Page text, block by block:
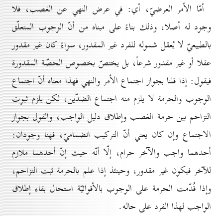
أمّا الأمر العرضيّ، أي: في عرض النهي عن الغصب، فلا
وجود له أصلا، وذلك بناءً على مبناه من أنّ الوجوب المتعلّق
بالطبيعيّ لا يُعقل شموله للفرد غير المقدور، سواءً كان غير مقدور
عقلا أو غير مقدور شرعاً، بل يختصّ بخصوص الحصّة المقدورة
فيقول: إذا قلنا بجواز اجتماع الأمر والنهي فهذا معناه أنّ اجتماع
الوجوب والحرمة لا يلزم منه اجتماع الضدّين، لكن يلزم ثبوت
التزاحم بين حرمة الغصب وإطلاق دليل الواجب، والقول بجواز
الاجتماع وإن كان يعني أنّ التركيب انضماميّ، فهنا وجودان:
أحدهما واجب والآخر حرام، إلّا أنّه حيث إنّ أحدهما ملازم
للآخر فيكون غير مقدور، وحينئذ إذا علم بالحرمة ثبت التزاحم،
وإذا قُدّمت الحرمة على الوجوب بالأقوائيّة استحال بقاء إطلاق
الواجب لهذا الفرد على حاله.